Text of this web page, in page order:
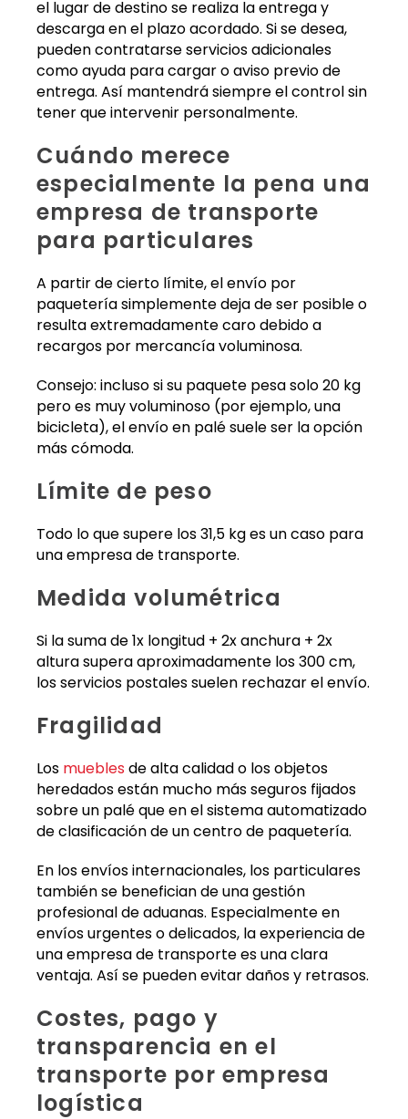
el lugar de destino se realiza la entrega y
descarga en el plazo acordado. Si se desea,
pueden contratarse servicios adicionales
como ayuda para cargar o aviso previo de
entrega. Así mantendrá siempre el control sin
tener que intervenir personalmente.
Cuándo merece
especialmente la pena una
empresa de transporte
para particulares
A partir de cierto límite, el envío por
paquetería simplemente deja de ser posible o
resulta extremadamente caro debido a
recargos por mercancía voluminosa.
Consejo: incluso si su paquete pesa solo 20 kg
pero es muy voluminoso (por ejemplo, una
bicicleta), el envío en palé suele ser la opción
más cómoda.
Límite de peso
Todo lo que supere los 31,5 kg es un caso para
una empresa de transporte.
Medida volumétrica
Si la suma de 1x longitud + 2x anchura + 2x
altura supera aproximadamente los 300 cm,
los servicios postales suelen rechazar el envío.
Fragilidad
Los muebles de alta calidad o los objetos
heredados están mucho más seguros fijados
sobre un palé que en el sistema automatizado
de clasificación de un centro de paquetería.
En los envíos internacionales, los particulares
también se benefician de una gestión
profesional de aduanas. Especialmente en
envíos urgentes o delicados, la experiencia de
una empresa de transporte es una clara
ventaja. Así se pueden evitar daños y retrasos.
Costes, pago y
transparencia en el
transporte por empresa
logística